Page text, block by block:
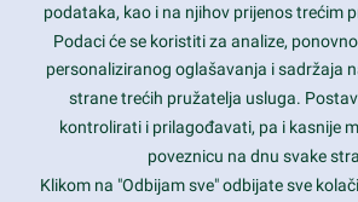
Contact Info
1600 Amphitheatre Parkway, Mountain
prothemes.net@gmail.com
podataka, kao i na njihov prijenos trećim
Podaci će se koristiti za analize,
personaliziranog oglašavanja i sadržaja
strane trećih pružatelja usluga.
kontrolirati i prilagođavati, pa i kasnije
poveznicu na dnu svake
Klikom na "Odbijam sve" odbijate sve